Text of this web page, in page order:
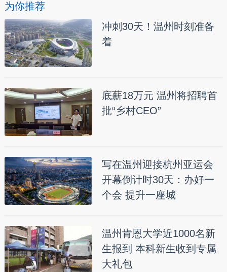
为你推荐
冲刺30天！温州时刻准备
着
底薪18万元 温州将招聘首
批“乡村CEO”
写在温州迎接杭州亚运会
开幕倒计时30天：办好一
个会 提升一座城
温州肯恩大学近1000名新
生报到 本科新生收到专属
大礼包